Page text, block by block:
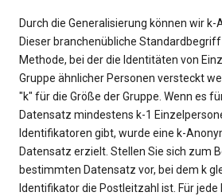
Durch die Generalisierung können wir
Dieser branchenübliche
Methode, bei der die Identitäten von
Gruppe ähnlicher Personen versteckt
"k" für die Größe der Gruppe. Wenn es
Datensatz mindestens k-1
Identifikatoren gibt, wurde eine k-
Datensatz erzielt. Stellen Sie sich zum
bestimmten Datensatz vor, bei dem k
Identifikator die Postleitzahl ist. Für